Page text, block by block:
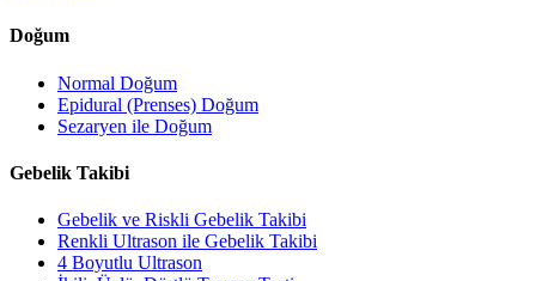
Doğum
Normal Doğum
Epidural (Prenses) Doğum
Sezaryen ile Doğum
Gebelik Takibi
Gebelik ve Riskli Gebelik Takibi
Renkli Ultrason ile Gebelik Takibi
4 Boyutlu Ultrason